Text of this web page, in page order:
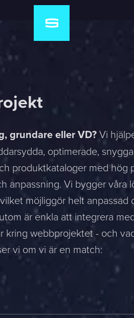
grundare eller VD?Vi
optimerade,
produktkataloger med hög
anpassning. Vi bygger våra
möjliggör helt anpassad
är enkla att integrera
kring webbprojektet - och
vi om vi är en match: